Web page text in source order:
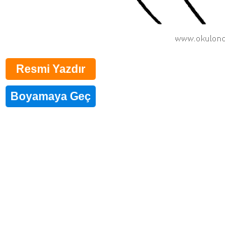
Resmi Yazdır